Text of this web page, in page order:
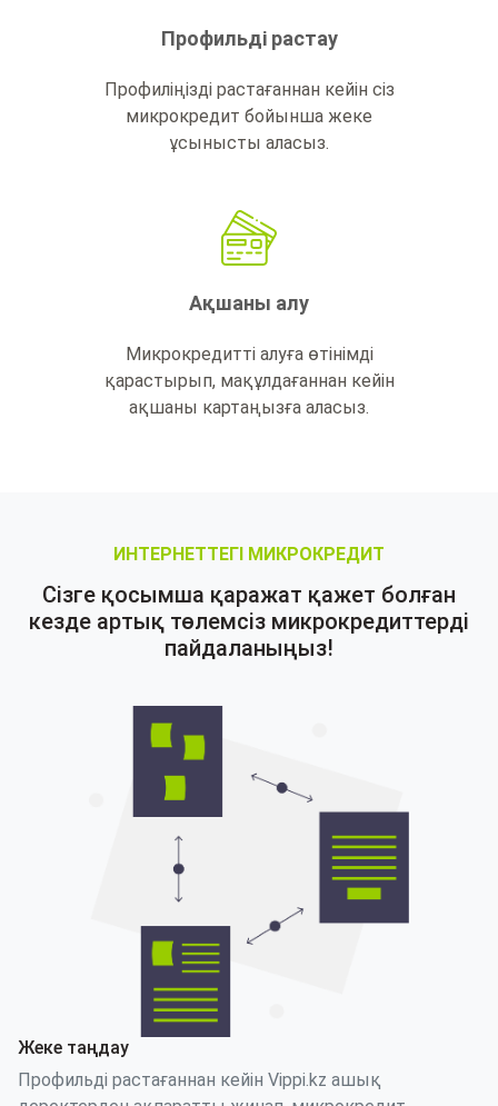
Профильді растау
Профиліңізді растағаннан кейін сіз
микрокредит бойынша жеке
ұсынысты аласыз.
Ақшаны алу
Микрокредитті алуға өтінімді
қарастырып, мақұлдағаннан кейін
ақшаны картаңызға аласыз.
ИНТЕРНЕТТЕГІ МИКРОКРЕДИТ
Сізге қосымша қаражат қажет болған
кезде артық төлемсіз микрокредиттерді
пайдаланыңыз!
Жеке таңдау
Профильді растағаннан кейін Vippi.kz ашық